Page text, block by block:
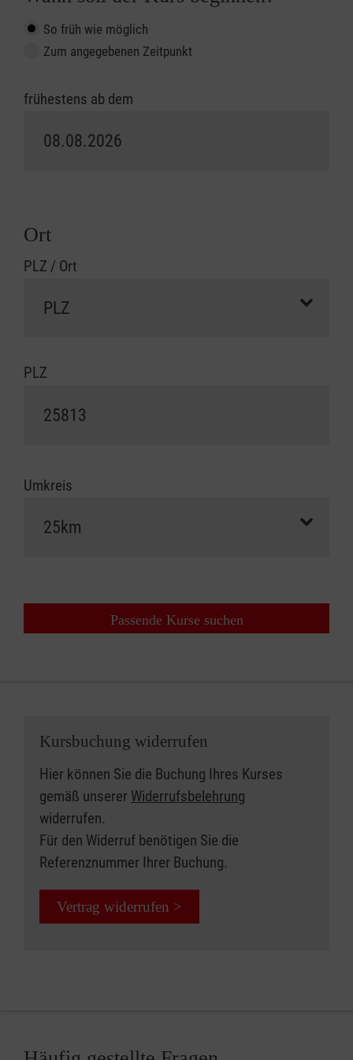
So früh wie möglich
Zum angegebenen Zeitpunkt
frühestens ab dem
Ort
PLZ / Ort
PLZ
Umkreis
Passende Kurse suchen
Kursbuchung widerrufen
Hier können Sie die Buchung Ihres Kurses
gemäß unserer Widerrufsbelehrung
widerrufen.
Für den Widerruf benötigen Sie die
Referenznummer Ihrer Buchung.
Vertrag widerrufen >